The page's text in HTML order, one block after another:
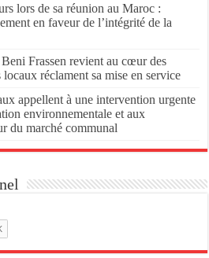
lors de sa réunion au Maroc :
en faveur de l’intégrité de la
Frassen revient au cœur des
réclament sa mise en service
appellent à une intervention urgente
environnementale et aux
du marché communal